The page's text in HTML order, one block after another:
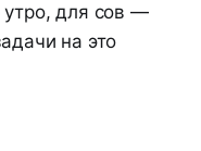
для сов —
на это